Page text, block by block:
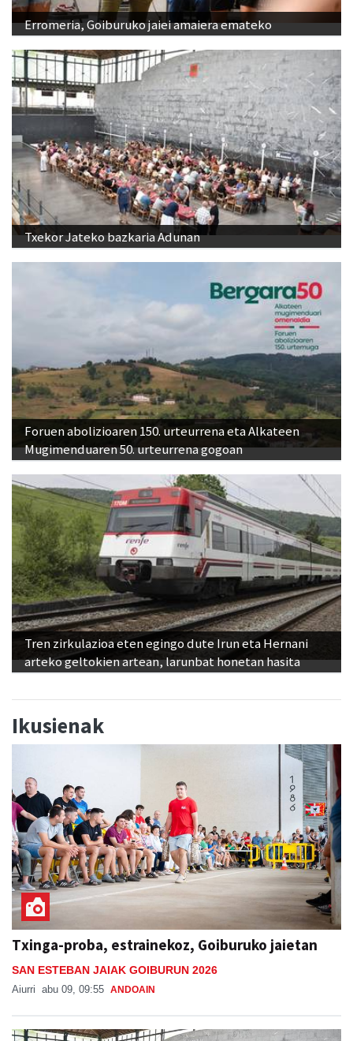
Txekor Jateko bazkaria Adunan
Foruen abolizioaren 150. urteurrena eta Alkateen
Mugimenduaren 50. urteurrena gogoan
Tren zirkulazioa eten egingo dute Irun eta Hernani
arteko geltokien artean, larunbat honetan hasita
Txinga-proba, estrainekoz, Goiburuko jaietan
abu 09, 09:55